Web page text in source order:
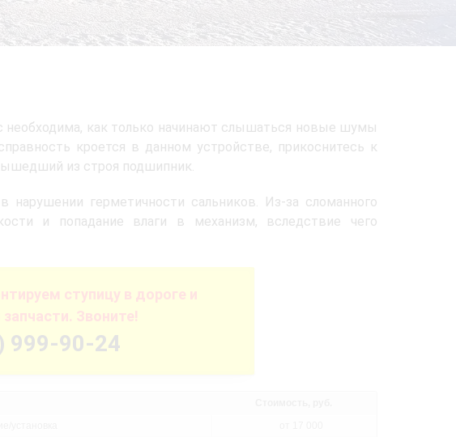
необходима, как только начинают слышаться новые шумы
кроется в данном устройстве, прикоснитесь к
из строя подшипник.
нарушении герметичности сальников. Из-за сломанного
и попадание влаги в механизм, вследствие чего
ступицу в дороге и
Звоните!
999-90-24